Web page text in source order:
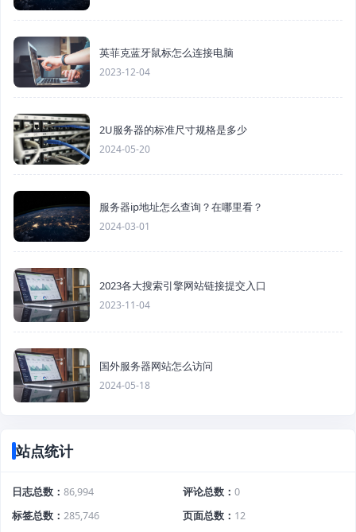
英菲克蓝牙鼠标怎么连接电脑
2023-12-04
2U服务器的标准尺寸规格是多少
2024-05-20
服务器ip地址怎么查询？在哪里看？
2024-03-01
2023各大搜索引擎网站链接提交入口
2023-11-04
国外服务器网站怎么访问
2024-05-18
站点统计
日志总数 86,994 评论总数
0
标签总数
285,746 页面总数
12